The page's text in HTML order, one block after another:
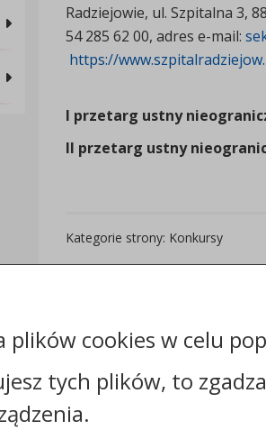
Radziejowie, ul. Szpitalna 3,
54 285 62 00, adres e-mail:
https://
I przetarg ustny
II przetarg ustny
Kategorie strony: Konkursy
Załączniki
plików cookies w celu
tych plików, to